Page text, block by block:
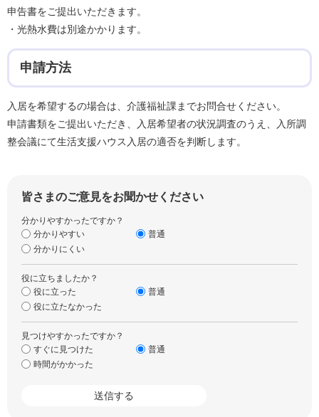
申告書をご提出いただきます。
・光熱水費は別途かかります。
申請方法
入居を希望するの場合は、介護福祉課までお問合せください。
申請書類をご提出いただき、入居希望者の状況調査のうえ、入所調
整会議にて生活支援ハウス入居の適否を判断します。
皆さまのご意見をお聞かせください
分かりやすかったですか？
分かりやすい
普通
分かりにくい
役に立ちましたか？
役に立った
普通
役に立たなかった
見つけやすかったですか？
すぐに見つけた
普通
時間がかかった